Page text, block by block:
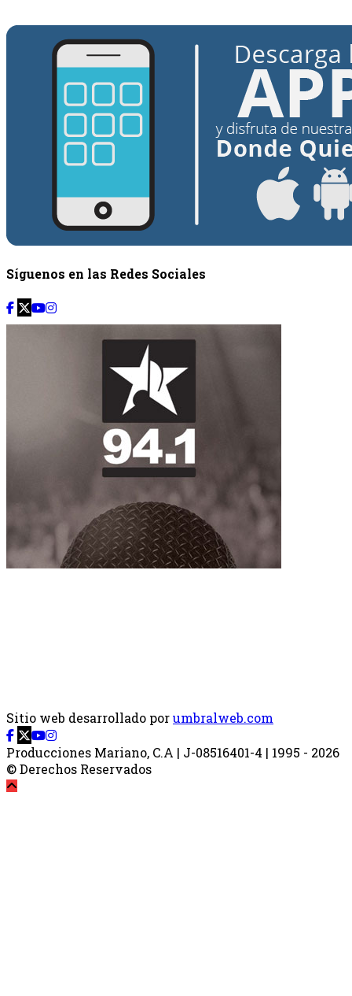
Síguenos en las Redes Sociales
Sitio web desarrollado porumbralweb.com
Producciones Mariano, C.A | J-08516401-4 | 1995 - 2026
© Derechos Reservados